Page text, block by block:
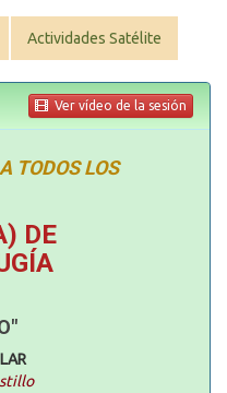
Actividades Satélite
Ver vídeo de la sesión
TODOS LOS
DE